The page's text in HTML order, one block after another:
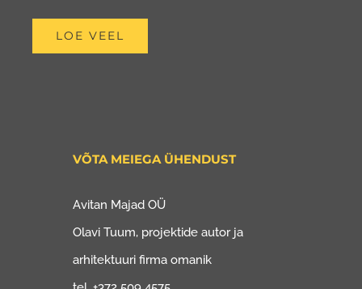
LOE VEEL
VÕTA MEIEGA ÜHENDUST
Avitan Majad OÜ
Olavi Tuum, projektide autor ja
arhitektuuri firma omanik